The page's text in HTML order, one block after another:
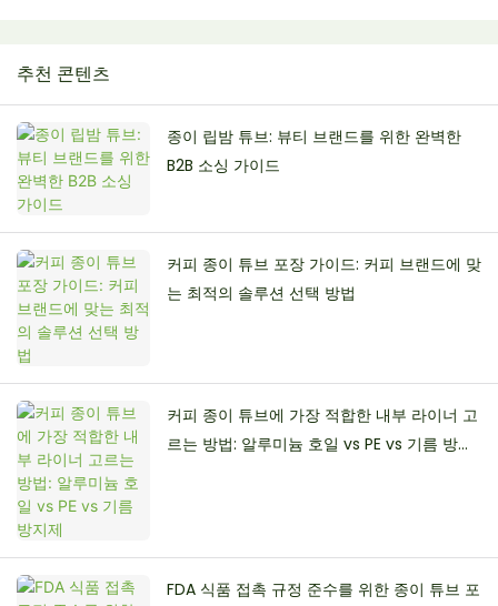
추천 콘텐츠
종이 립밤 튜브: 뷰티 브랜드를 위한 완벽한
B2B 소싱 가이드
커피 종이 튜브 포장 가이드: 커피 브랜드에 맞
는 최적의 솔루션 선택 방법
커피 종이 튜브에 가장 적합한 내부 라이너 고
르는 방법: 알루미늄 호일 vs PE vs 기름 방지
FDA 식품 접촉 규정 준수를 위한 종이 튜브 포